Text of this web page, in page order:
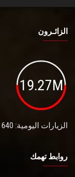
الزائـرون
19.27M
الزيارات اليومية: 640
روابط تهمك